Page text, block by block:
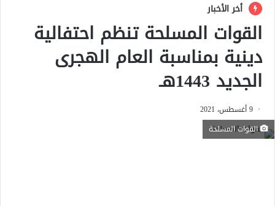
أخر الأخبار
القوات المسلحة تنظم احتفالية
دينية بمناسبة العام الهجرى
الجديد 1443هـ
9 أغسطس، 2021
القوات المسلحة